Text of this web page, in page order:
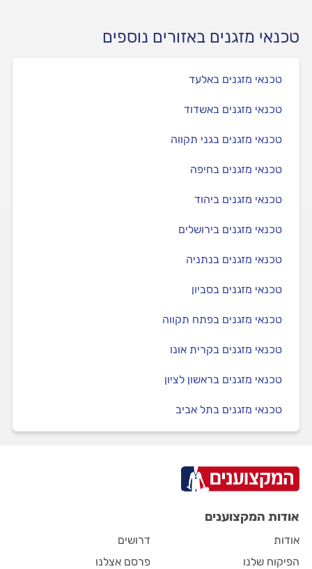
טכנאי מזגנים באזורים נוספים
טכנאי מזגנים באלעד
טכנאי מזגנים באשדוד
טכנאי מזגנים בגני תקווה
טכנאי מזגנים בחיפה
טכנאי מזגנים ביהוד
טכנאי מזגנים בירושלים
טכנאי מזגנים בנתניה
טכנאי מזגנים בסביון
טכנאי מזגנים בפתח תקווה
טכנאי מזגנים בקרית אונו
טכנאי מזגנים בראשון לציון
טכנאי מזגנים בתל אביב
אודות המקצוענים
אודות
הפיקוח שלנו
דרושים
פרסם אצלנו